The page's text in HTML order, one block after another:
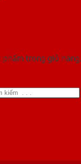
phẩm trong giỏ hàng.